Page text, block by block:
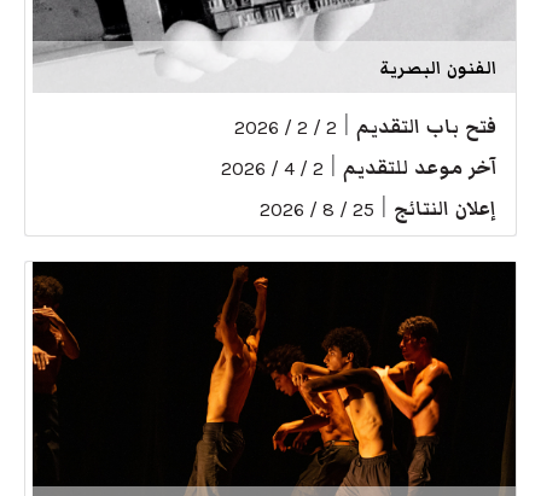
الفنون البصرية
فتح باب التقديم 2 / 2 / 2026
آخر موعد للتقديم 2 / 4 / 2026
إعلان النتائج 25 / 8 / 2026